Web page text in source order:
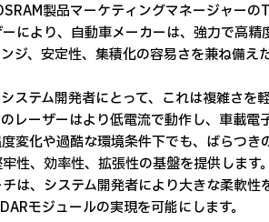
製品マーケティングマネージャー
ーにより、自動車メーカーは、強力で高
ジ、安定性、集積化の容易さを兼ね備え
ステム開発者にとって、これは複雑さ
レーザーはより低電流で動作し、車載
変化や過酷な環境条件下でも、ばらつ
性、効率性、拡張性の基盤を提供しま
は、システム開発者により大きな柔軟
モジュールの実現を可能にします。